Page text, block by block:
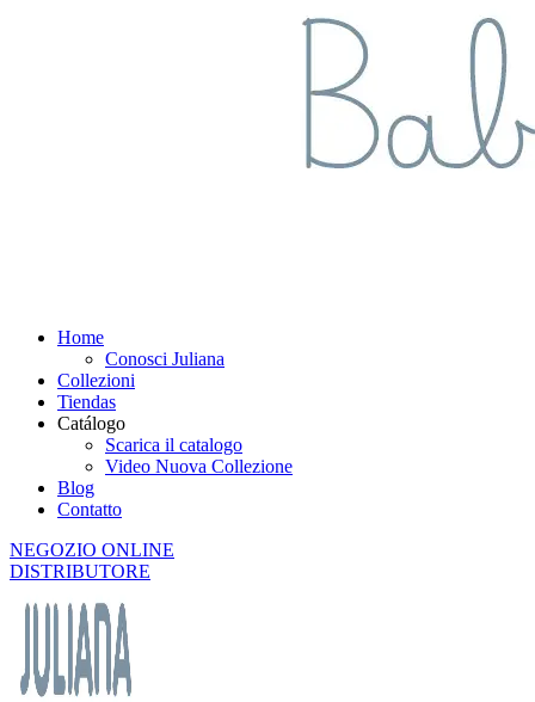
Home
Conosci Juliana
Collezioni
Tiendas
Catálogo
Scarica il catalogo
Video Nuova Collezione
Blog
Contatto
NEGOZIO ONLINE
DISTRIBUTORE